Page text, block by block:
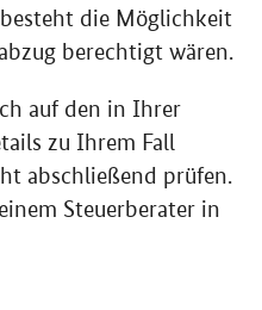
die Möglichkeit
berechtigt wären.
auf den in Ihrer
zu Ihrem Fall
abschließend prüfen.
Steuerberater in